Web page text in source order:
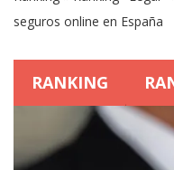
seguros online en España
RANKING